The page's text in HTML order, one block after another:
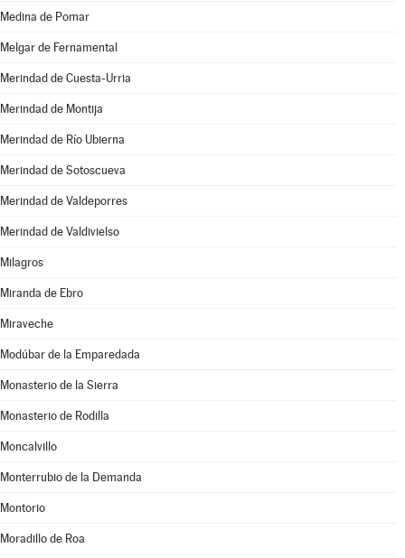
Medina de Pomar
Melgar de Fernamental
Merindad de Cuesta-Urria
Merindad de Montija
Merindad de Río Ubierna
Merindad de Sotoscueva
Merindad de Valdeporres
Merindad de Valdivielso
Milagros
Miranda de Ebro
Miraveche
Modúbar de la Emparedada
Monasterio de la Sierra
Monasterio de Rodilla
Moncalvillo
Monterrubio de la Demanda
Montorio
Moradillo de Roa